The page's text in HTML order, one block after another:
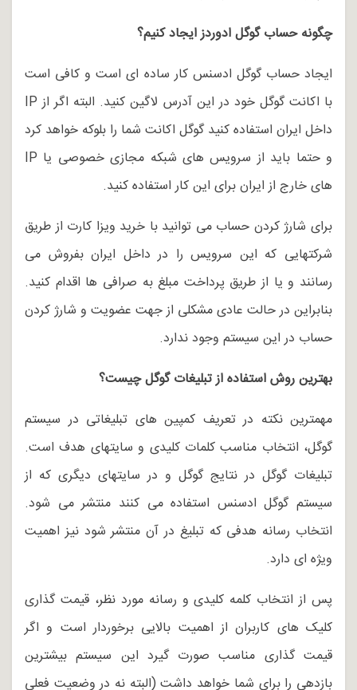
چگونه حساب گوگل ادوردز ایجاد کنیم؟
ایجاد حساب گوگل ادسنس کار ساده ای است و کافی است
با اکانت گوگل خود در این آدرس لاگین کنید. البته اگر از IP
داخل ایران استفاده کنید گوگل اکانت شما را بلوکه خواهد کرد
و حتما باید از سرویس های شبکه مجازی خصوصی یا IP
های خارج از ایران برای این کار استفاده کنید.
برای شارژ کردن حساب می توانید با خرید ویزا کارت از طریق
شرکتهایی که این سرویس را در داخل ایران بفروش می
رسانند و یا از طریق پرداخت مبلغ به صرافی ها اقدام کنید.
بنابراین در حالت عادی مشکلی از جهت عضویت و شارژ کردن
حساب در این سیستم وجود ندارد.
بهترین روش استفاده از تبلیغات گوگل چیست؟
مهمترین نکته در تعریف کمپین های تبلیغاتی در سیستم
گوگل، انتخاب مناسب کلمات کلیدی و سایتهای هدف است.
تبلیغات گوگل در نتایج گوگل و در سایتهای دیگری که از
سیستم گوگل ادسنس استفاده می کنند منتشر می شود.
انتخاب رسانه هدفی که تبلیغ در آن منتشر شود نیز اهمیت
ویژه ای دارد.
پس از انتخاب کلمه کلیدی و رسانه مورد نظر، قیمت گذاری
کلیک های کاربران از اهمیت بالایی برخوردار است و اگر
قیمت گذاری مناسب صورت گیرد این سیستم بیشترین
بازدهی را برای شما خواهد داشت (البته نه در وضعیت فعلی